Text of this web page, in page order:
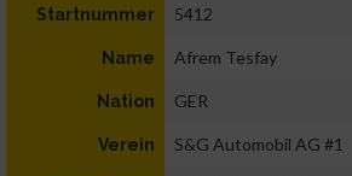
Startnummer 5412
Name Afrem Tesfay
Nation GER
Verein S&G Automobil AG #1